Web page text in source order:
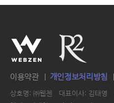
이용약관 개인정보처리방침
상호명: ㈜웹젠 대표이사: 김태영